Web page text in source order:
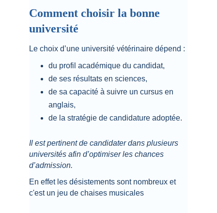
Comment choisir la bonne
université
Le choix d’une université vétérinaire dépend :
du profil académique du candidat,
de ses résultats en sciences,
de sa capacité à suivre un cursus en
anglais,
de la stratégie de candidature adoptée.
Il est pertinent de candidater dans plusieurs
universités afin d’optimiser les chances
d’admission.
En effet les désistements sont nombreux et
c'est un jeu de chaises musicales